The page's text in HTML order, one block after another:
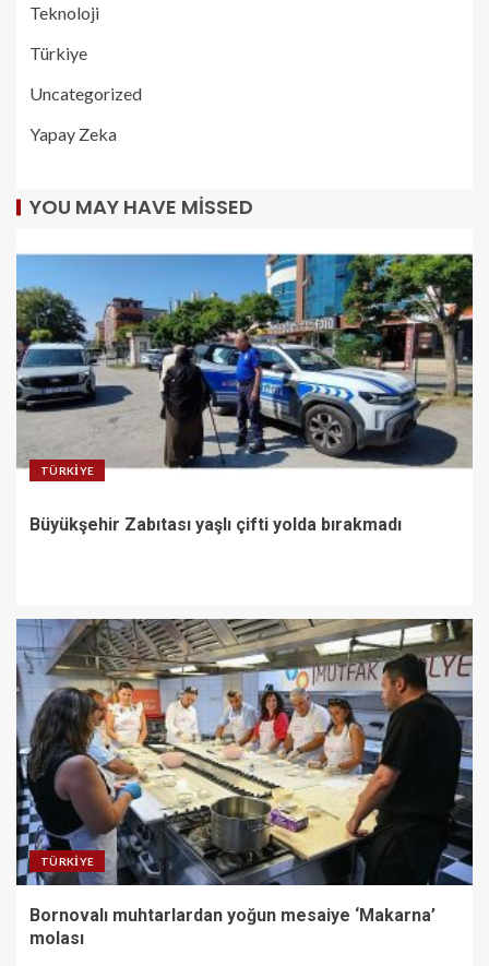
Teknoloji
Türkiye
Uncategorized
Yapay Zeka
YOU MAY HAVE MISSED
TÜRKIYE
Büyükşehir Zabıtası yaşlı çifti yolda bırakmadı
TÜRKIYE
Bornovalı muhtarlardan yoğun mesaiye ‘Makarna’
molası